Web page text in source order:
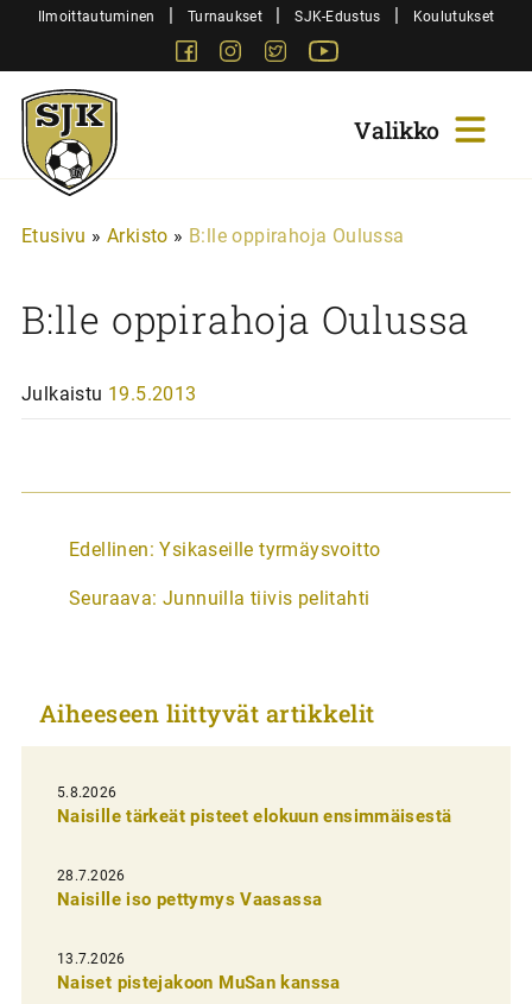
SiirryIlmoittautuminen | Turnaukset | SJK-Edustus | Koulutukset
FacebookInstagram
Twitter
Sjk-
Juniorit
Etusivu » Arkisto » B:lle oppirahoja Oulussa
B:lle oppirahoja Oulussa
Julkaistu 19.5.2013
A
t
k
e
l
i
e
n
e
Edellinen: Ysikaseille tyrmäysvoitto
Seuraava: Junnuilla tiivis pelitahti
Aiheeseen liittyvät artikkelit
5.8.2026
Naisille tärkeät pisteet elokuun ensimmäisestä
28.7.2026
Naisille iso pettymys Vaasassa
13.7.2026
Naiset pistejakoon MuSan kanssa